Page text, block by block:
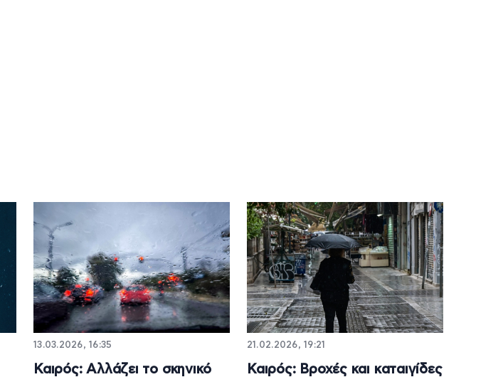
13.03.2026, 16:35
Καιρός: Αλλάζει το σκηνικό
21.02.2026, 19:21
Καιρός: Βροχές και καταιγίδες